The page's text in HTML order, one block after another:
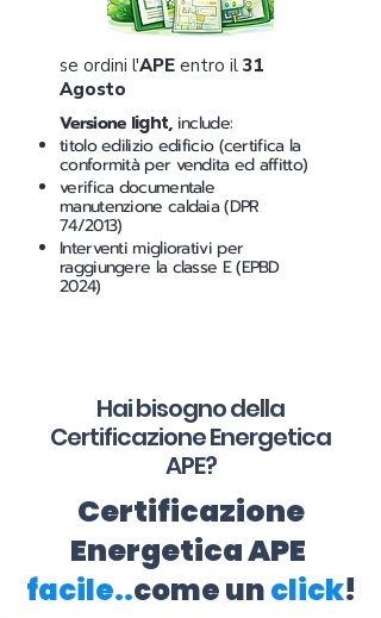
se ordini l'APE entro il 31
Agosto
Versione light,include:
titolo edilizio edificio (certifica la
conformità per vendita ed affitto)
verifica documentale
manutenzione caldaia (DPR
74/2013)
Interventi migliorativi per
raggiungere la classe E (EPBD
2024)
Hai bisogno della
Certificazione Energetica
APE?
Certificazione
Energetica APE
facile..come unclick!